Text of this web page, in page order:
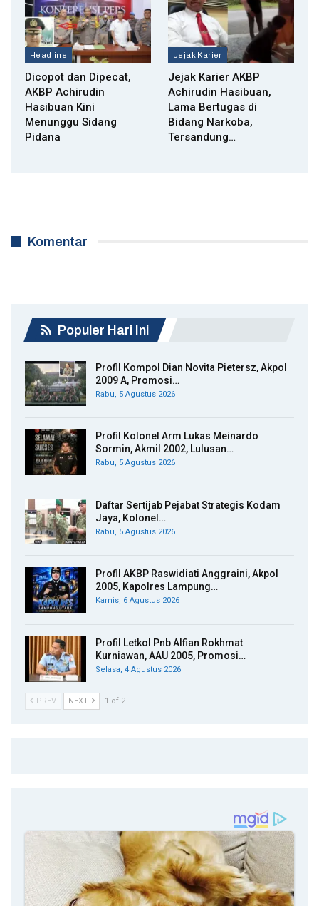
Headline
Dicopot dan Dipecat,
AKBP Achirudin
Hasibuan Kini
Menunggu Sidang
Pidana
Jejak Karier
Jejak Karier AKBP
Achirudin Hasibuan,
Lama Bertugas di
Bidang Narkoba,
Tersandung…
Komentar
Populer Hari Ini
Profil Kompol Dian Novita Pietersz, Akpol
2009 A, Promosi…
Rabu, 5 Agustus 2026
Profil Kolonel Arm Lukas Meinardo
Sormin, Akmil 2002, Lulusan…
Rabu, 5 Agustus 2026
Daftar Sertijab Pejabat Strategis Kodam
Jaya, Kolonel…
Rabu, 5 Agustus 2026
Profil AKBP Raswidiati Anggraini, Akpol
2005, Kapolres Lampung…
Kamis, 6 Agustus 2026
Profil Letkol Pnb Alfian Rokhmat
Kurniawan, AAU 2005, Promosi…
Selasa, 4 Agustus 2026
PREV NEXT 1 of 2